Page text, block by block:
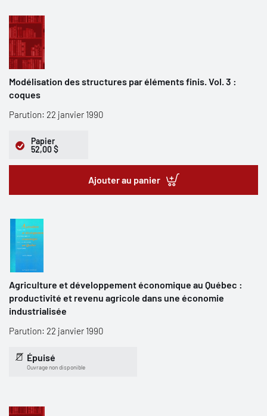
Modélisation des structures par éléments finis. Vol. 3 :
coques
Parution: 22 janvier 1990
Papier
52,00 $
Ajouter au panier
Agriculture et développement économique au Québec :
productivité et revenu agricole dans une économie
industrialisée
Parution: 22 janvier 1990
Épuisé
Ouvrage non disponible